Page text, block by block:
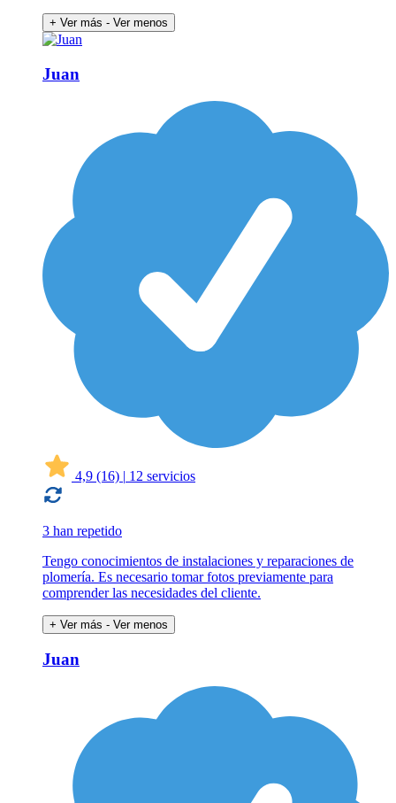
+ Ver más - Ver menos
Juan
4,9 (16) | 12 servicios
3 han repetido
Tengo conocimientos de instalaciones y reparaciones de
plomería. Es necesario tomar fotos previamente para
comprender las necesidades del cliente.
+ Ver más - Ver menos
Juan